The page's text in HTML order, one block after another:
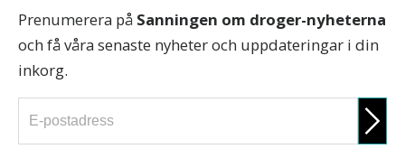
GRATIS ONLINE-KURSER
Prenumerera på Sanningen om droger-nyheterna
och få våra senaste nyheter och uppdateringar i din
inkorg.